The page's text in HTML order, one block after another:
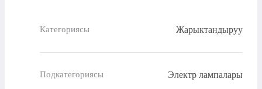
Категориясы Жарыктандыруу
Подкатегориясы Электр лампалары